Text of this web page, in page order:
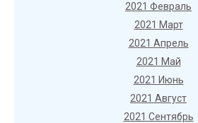
2021 Февраль
2021 Март
2021 Апрель
2021 Май
2021 Июнь
2021 Август
2021 Сентябрь